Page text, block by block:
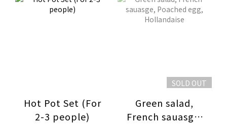
Hot Pot Set (For
2-3 people)
SOLD OUT
Green salad,
French sauasge,